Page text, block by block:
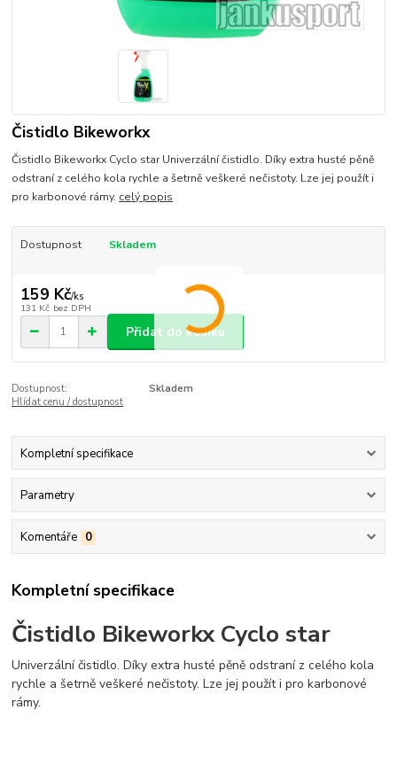
Čistidlo Bikeworkx
Čistidlo Bikeworkx Cyclo star Univerzální čistidlo. Díky extra husté pěně
odstraní z celého kola rychle a šetrně veškeré nečistoty. Lze jej použít i
pro karbonové rámy. celý popis
Dostupnost Skladem
159 Kč/ks
131 Kč bez DPH
Přidat do košíku
Dostupnost:
Skladem
Hlídat cenu / dostupnost
Kompletní specifikace
Parametry
Komentáře 0
Kompletní specifikace
Čistidlo Bikeworkx Cyclo star
Univerzální čistidlo. Díky extra husté pěně odstraní z celého kola
rychle a šetrně veškeré nečistoty. Lze jej použít i pro karbonové
rámy.